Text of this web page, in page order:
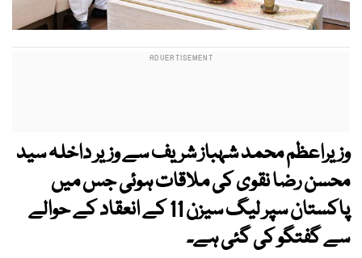
وزیراعظم محمد شہباز شریف سے وزیر داخلہ سید
محسن رضا نقوی کی ملاقات ہوئی جس میں
پاکستان سپر لیگ سیزن 11 کے انعقاد کے حوالے
سے گفتگو کی گئی ہے۔